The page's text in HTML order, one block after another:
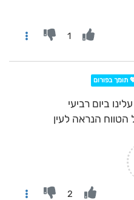
1
תומך בפורום
ביום רביעי
הטווח הנראה לעין
2